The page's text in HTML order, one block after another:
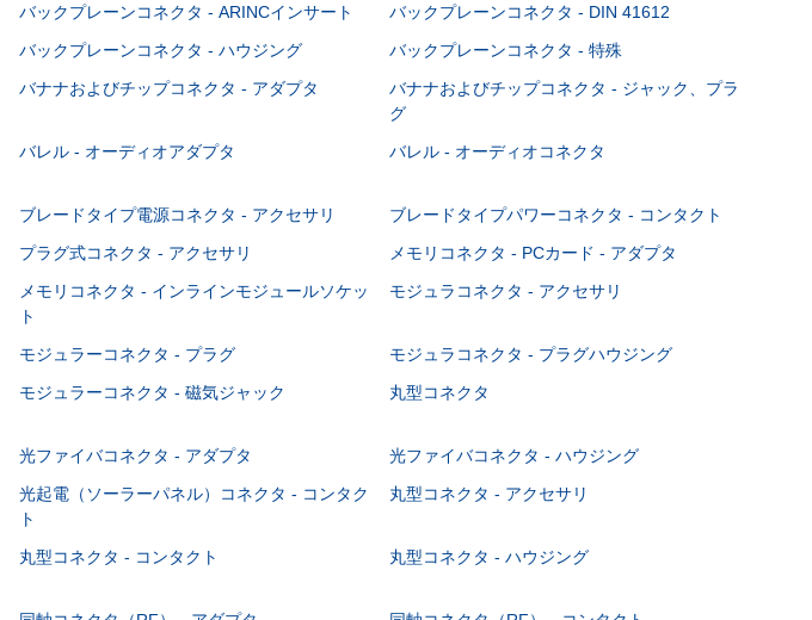
バックプレーンコネクタ - ARINCインサート
バックプレーンコネクタ - DIN 41612
バックプレーンコネクタ - ハウジング
バックプレーンコネクタ - 特殊
バナナおよびチップコネクタ - アダプタ
バナナおよびチップコネクタ - ジャック、プラ
グ
バレル - オーディオアダプタ バレル - オーディオコネクタ
ブレードタイプ電源コネクタ - アクセサリ
ブレードタイプパワーコネクタ - コンタクト
プラグ式コネクタ - アクセサリ
メモリコネクタ - PCカード - アダプタ
メモリコネクタ - インラインモジュールソケッ
ト
モジュラコネクタ - アクセサリ
モジュラーコネクタ - プラグ
モジュラコネクタ - プラグハウジング
モジュラーコネクタ - 磁気ジャック 丸型コネクタ
光ファイバコネクタ - アダプタ
光ファイバコネクタ - ハウジング
光起電（ソーラーパネル）コネクタ - コンタク
ト
丸型コネクタ - アクセサリ
丸型コネクタ - コンタクト 丸型コネクタ - ハウジング